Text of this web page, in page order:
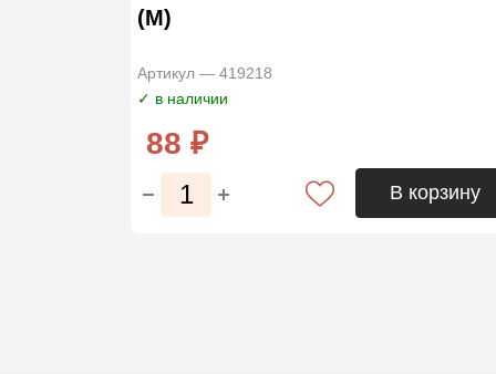
(М)
Артикул — 419218
✓ в наличии
88 ₽
В корзину